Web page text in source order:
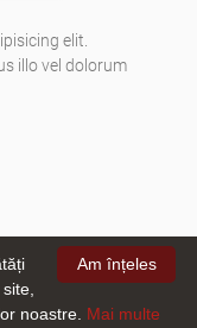
elit.
illo vel dolorum
SRL.
- site creat
Am înțeles
noastre. Mai multe